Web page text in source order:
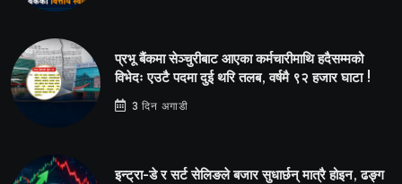
प्रभू बैंकमा सेञ्चुरीबाट आएका कर्मचारीमाथि हदैसम्मको
विभेदः एउटै पदमा दुई थरि तलब, वर्षमै ९२ हजार घाटा !
3 दिन अगाडी
इन्ट्रा-डे र सर्ट सेलिङले बजार सुधार्छन् मात्रै होइन, ढङ्ग